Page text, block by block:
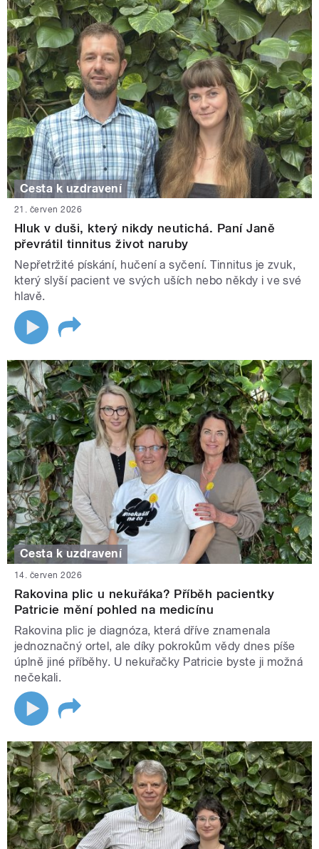
Cesta k uzdravení
21. červen 2026
Hluk v duši, který nikdy neutichá. Paní Janě
převrátil tinnitus život naruby
Nepřetržité pískání, hučení a syčení. Tinnitus je zvuk,
který slyší pacient ve svých uších nebo někdy i ve své
hlavě.
Cesta k uzdravení
14. červen 2026
Rakovina plic u nekuřáka? Příběh pacientky
Patricie mění pohled na medicínu
Rakovina plic je diagnóza, která dříve znamenala
jednoznačný ortel, ale díky pokrokům vědy dnes píše
úplně jiné příběhy. U nekuřačky Patricie byste ji možná
nečekali.